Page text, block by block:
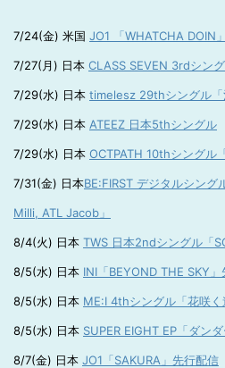
7/24(金) 米国 JO1 「WHATCHA DOIN
7/27(月) 日本 CLASS SEVEN 3rdシン
7/29(水) 日本 timelesz 29thシングル「
7/29(水) 日本 ATEEZ 日本5thシングル
7/29(水) 日本 OCTPATH 10thシングル
7/31(金) 日本BE:FIRST デジタルシン
Milli, ATL Jacob」
8/4(火) 日本 TWS 日本2ndシングル「
8/5(水) 日本 INI「BEYOND THE SKY
8/5(水) 日本 ME:I 4thシングル「花咲く
8/5(水) 日本 SUPER EIGHT EP「ダンダ
8/7(金) 日本 JO1「SAKURA」先行配信